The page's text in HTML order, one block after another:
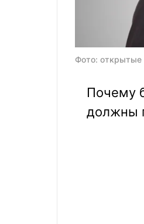
Фото: открытые
Почему
должны